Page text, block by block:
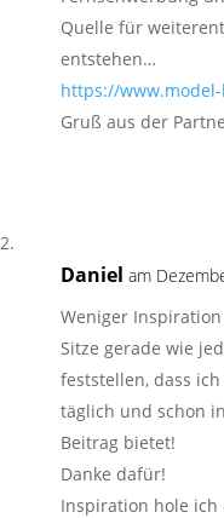
Quelle für
entstehen…
https://
Gruß aus der
Daniel am
Weniger
Sitze gerade wie
feststellen, dass
täglich und schon
Beitrag bietet!
Danke dafür!
Inspiration hole